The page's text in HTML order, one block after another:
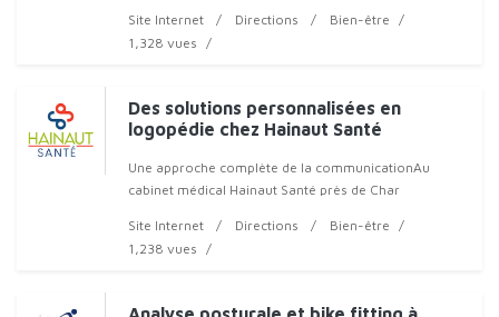
Site Internet
Directions
Bien-être
1,328 vues
Des solutions personnalisées en
logopédie chez Hainaut Santé
Une approche complète de la communicationAu
cabinet médical Hainaut Santé près de Char
Site Internet Directions
Bien-être
1,238 vues